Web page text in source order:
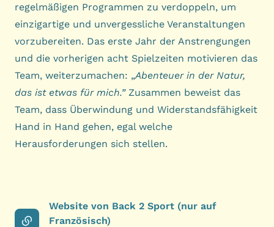
regelmäßigen Programmen zu verdoppeln, um
einzigartige und unvergessliche Veranstaltungen
vorzubereiten. Das erste Jahr der Anstrengungen
und die vorherigen acht Spielzeiten motivieren das
Team, weiterzumachen: „Abenteuer in der Natur,
das ist etwas für mich.”Zusammen beweist das
Team, dass Überwindung und Widerstandsfähigkeit
Hand in Hand gehen, egal welche
Herausforderungen sich stellen.
Website von Back 2 Sport (nur auf
Französisch)